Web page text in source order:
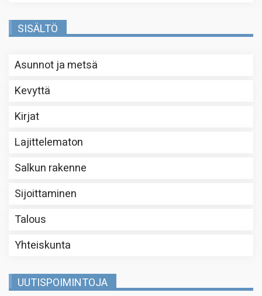
SISÄLTÖ
Asunnot ja metsä
Kevyttä
Kirjat
Lajittelematon
Salkun rakenne
Sijoittaminen
Talous
Yhteiskunta
UUTISPOIMINTOJA